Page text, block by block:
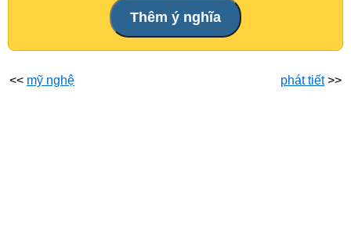
<< mỹ nghệ phát tiết>>